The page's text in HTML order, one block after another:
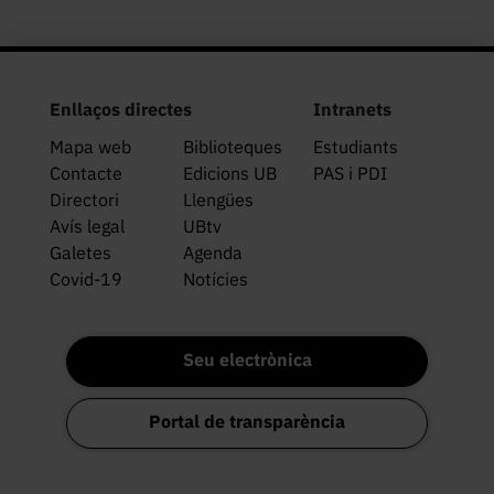
Enllaços directes
Mapa web
Biblioteques
Contacte
Edicions UB
Directori
Llengües
Avís legal
UBtv
Galetes
Agenda
Covid-19
Notícies
Intranets
Estudiants
PAS i PDI
Seu electrònica
Portal de transparència